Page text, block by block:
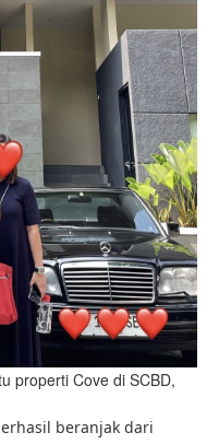
properti Cove di SCBD,
beranjak dari